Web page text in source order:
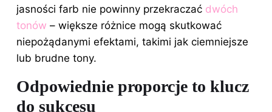
jasności farb nie powinny przekraczać dwóch
tonów – większe różnice mogą skutkować
niepożądanymi efektami, takimi jak ciemniejsze
lub brudne tony.
Odpowiednie proporcje to klucz
do sukcesu